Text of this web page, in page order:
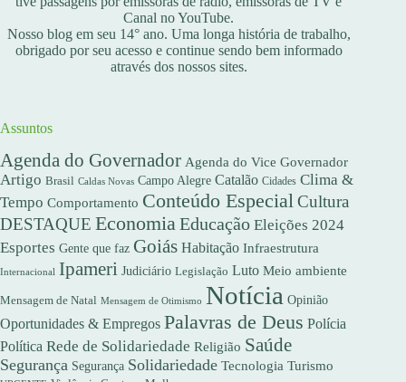
Canal no YouTube.
Nosso blog em seu 14° ano. Uma longa história de trabalho,
obrigado por seu acesso e continue sendo bem informado
através dos nossos sites.
Assuntos
Agenda do Governador Agenda do Vice Governador
Artigo Brasil Caldas Novas Campo Alegre Catalão Cidades Clima &
Tempo Comportamento Conteúdo EspecialCultura
DESTAQUE EconomiaEducação Eleições 2024
Esportes Gente que faz Goiás Habitação Infraestrutura
Internacional Ipameri Judiciário Legislação Luto Meio ambiente
Mensagem de Natal Mensagem de Otimismo Notícia Opinião
Oportunidades & Empregos Palavras de Deus Polícia
Política Rede de Solidariedade Religião Saúde
Segurança Segurança Solidariedade Tecnologia Turismo